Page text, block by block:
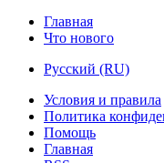
Главная
Что нового
Русский (RU)
Условия и правила
Политика
Помощь
Главная